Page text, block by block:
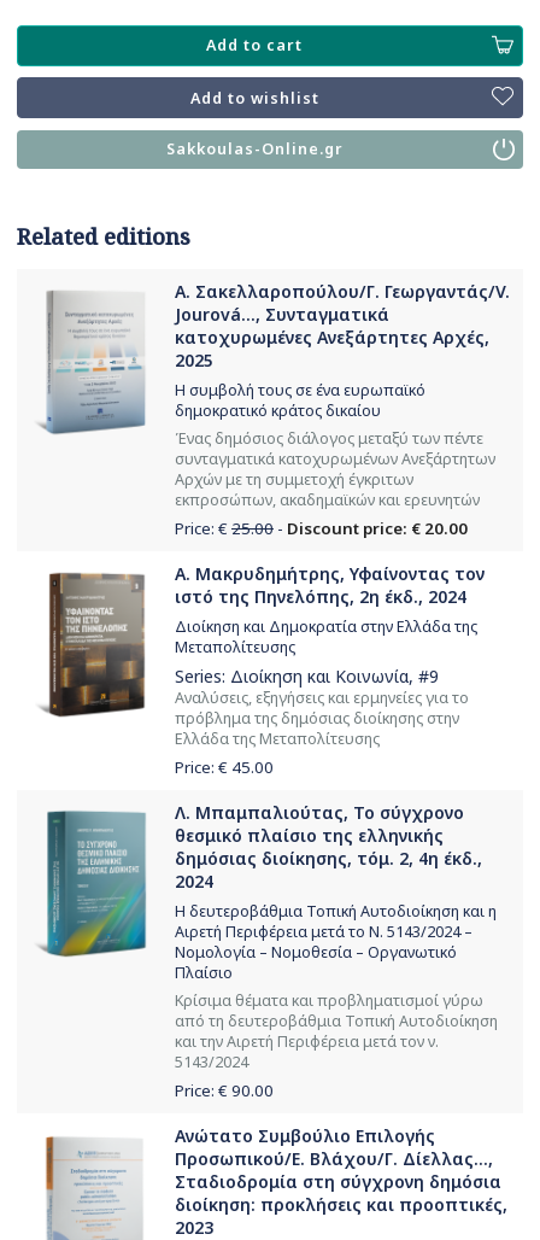
Add to cart
Add to wishlist
Sakkoulas-Online.gr
Related editions
Α. Σακελλαροπούλου/Γ. Γεωργαντάς/V.
Jourová..., Συνταγματικά
κατοχυρωμένες Aνεξάρτητες Αρχές,
2025
Η συμβολή τους σε ένα ευρωπαϊκό
δημοκρατικό κράτος δικαίου
Ένας δημόσιος διάλογος μεταξύ των πέντε
συνταγματικά κατοχυρωμένων Ανεξάρτητων
Αρχών με τη συμμετοχή έγκριτων
εκπροσώπων, ακαδημαϊκών και ερευνητών
Price: € 25.00 - Discount price: € 20.00
Α. Μακρυδημήτρης, Υφαίνοντας τον
ιστό της Πηνελόπης, 2η έκδ., 2024
Διοίκηση και Δημοκρατία στην Ελλάδα της
Μεταπολίτευσης
Series: Διοίκηση και Κοινωνία, #9
Αναλύσεις, εξηγήσεις και ερμηνείες για το
πρόβλημα της δημόσιας διοίκησης στην
Ελλάδα της Μεταπολίτευσης
Price: € 45.00
Λ. Μπαμπαλιούτας, Το σύγχρονο
θεσμικό πλαίσιο της ελληνικής
δημόσιας διοίκησης, τόμ. 2, 4η έκδ.,
2024
Η δευτεροβάθμια Τοπική Αυτοδιοίκηση και η
Αιρετή Περιφέρεια μετά το Ν. 5143/2024 –
Νομολογία – Νομοθεσία – Οργανωτικό
Πλαίσιο
Κρίσιμα θέματα και προβληματισμοί γύρω
από τη δευτεροβάθμια Τοπική Αυτοδιοίκηση
και την Αιρετή Περιφέρεια μετά τον ν.
5143/2024
Price: € 90.00
Ανώτατο Συμβούλιο Επιλογής
Προσωπικού/Ε. Βλάχου/Γ. Δίελλας...,
Σταδιοδρομία στη σύγχρονη δημόσια
διοίκηση: προκλήσεις και προοπτικές,
2023